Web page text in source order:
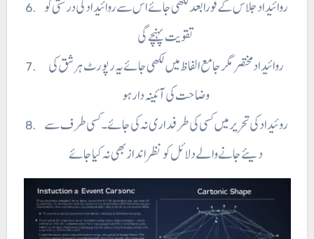
روائیداد جلاس کے فورا بعد لکھی جائے اس سے روا ئیداد کی درستی کو
تقویت پہنچے گی
روائیداد مختصر مگر جامع الفاظ میں لکھی جائے یہ رپورٹ ہر شق کی
وضاحت کی آئینہ دار ہو
دیئے جانے والے دلائل کو نظر انداز بھی نہ کیا جائے